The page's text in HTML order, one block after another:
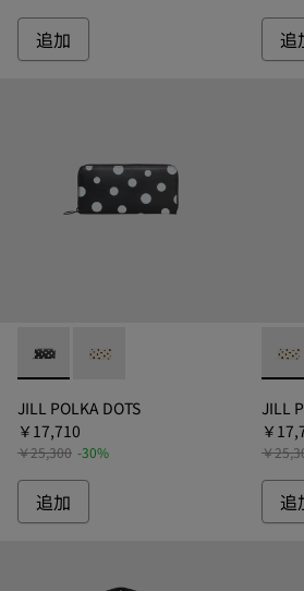
追加 追
JILL POLKA DOTS - B6269-011 -
JILL POLKA DOTS - B6269-
JILL POLKA DOTS
￥17,710
￥25,300 -30%
追加
JILL
￥
￥
追